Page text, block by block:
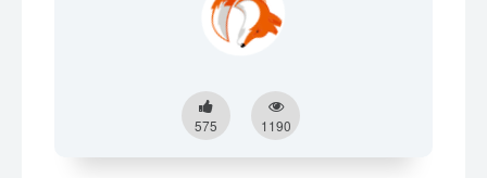
575 1190